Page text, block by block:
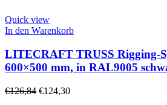
Quick view
In den Warenkorb
LITECRAFT TRUSS Rigging-
600×500 mm, in RAL9005
€126,84 €124,30